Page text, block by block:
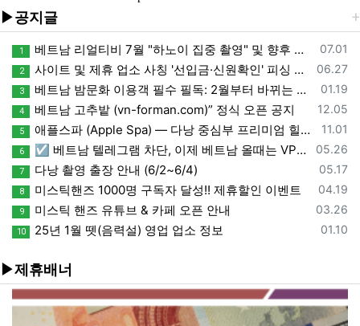
▶공지글
등록일
07.01
1 베트남 리얼티비 7월 "하노이 집중 촬영" 및 향후 일정 안내
등록일
06.27
2 사이트 및 제휴 업소 사칭 '선입금·신원확인' 피싱 사기 주의
등록일
01.19
3 베트남 밤문화 이용객 필수 필독: 2월부터 바뀌는 환전 단속 가이드
등록일
12.05
4 베트남 고추밭 (vn-forman.com)” 정식 오픈 공지
등록일
11.01
5 애플스파 (Apple Spa) — 다낭 중심부 프리미엄 힐링 스파, 예약 문의
등록일
05.26
6 ☑️ 베트남 텔레그램 차단, 이제 베트남 올때는 VPN도 필수가 됬습니다.
등록일
05.17
7 다낭 촬영 출장 안내 (6/2~6/4)
등록일
04.19
8 미스틱핸즈 1000명 구독자 달성!! 제휴할인 이벤트
등록일
03.26
9 미스틱 핸즈 유튜브 & 카페 오픈 안내
등록일
01.10
10 25년 1월 뗏(음력설) 영업 업소 정보
▶제휴배너